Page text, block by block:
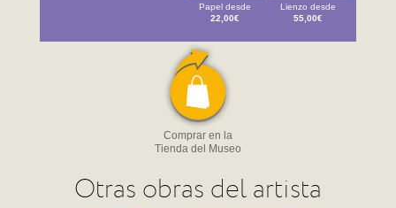
Papel desde
22,00€
Lienzo desde
55,00€
Comprar en la
Tienda del Museo
Otras obras del artista